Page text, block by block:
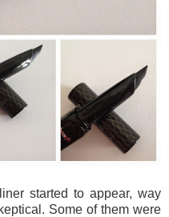
started to appear, way
Some of them were